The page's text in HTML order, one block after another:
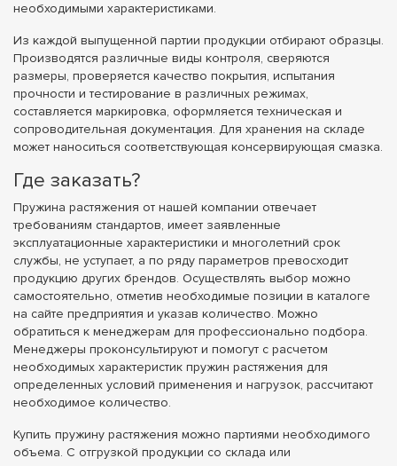
необходимыми характеристиками.
Из каждой выпущенной партии продукции отбирают образцы.
Производятся различные виды контроля, сверяются
размеры, проверяется качество покрытия, испытания
прочности и тестирование в различных режимах,
составляется маркировка, оформляется техническая и
сопроводительная документация. Для хранения на складе
может наноситься соответствующая консервирующая смазка.
Где заказать?
Пружина растяжения от нашей компании отвечает
требованиям стандартов, имеет заявленные
эксплуатационные характеристики и многолетний срок
службы, не уступает, а по ряду параметров превосходит
продукцию других брендов. Осуществлять выбор можно
самостоятельно, отметив необходимые позиции в каталоге
на сайте предприятия и указав количество. Можно
обратиться к менеджерам для профессионально подбора.
Менеджеры проконсультируют и помогут с расчетом
необходимых характеристик пружин растяжения для
определенных условий применения и нагрузок, рассчитают
необходимое количество.
Купить пружину растяжения можно партиями необходимого
объема. С отгрузкой продукции со склада или